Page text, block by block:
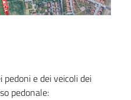
e dei veicoli dei
pedonale: